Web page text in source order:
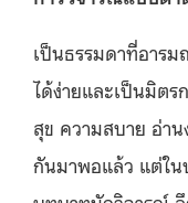
เป็นธรรมดาที่อาร
ได้ง่ายและเป็นมิตร
สุข ความสบาย อ่าน
กันมาพอแล้ว แต่ใน